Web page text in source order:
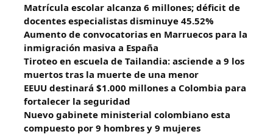
Matrícula escolar alcanza 6 millones; déficit de
docentes especialistas disminuye 45.52%
Aumento de convocatorias en Marruecos para la
inmigración masiva a España
Tiroteo en escuela de Tailandia: asciende a 9 los
muertos tras la muerte de una menor
EEUU destinará $1.000 millones a Colombia para
fortalecer la seguridad
Nuevo gabinete ministerial colombiano esta
compuesto por 9 hombres y 9 mujeres